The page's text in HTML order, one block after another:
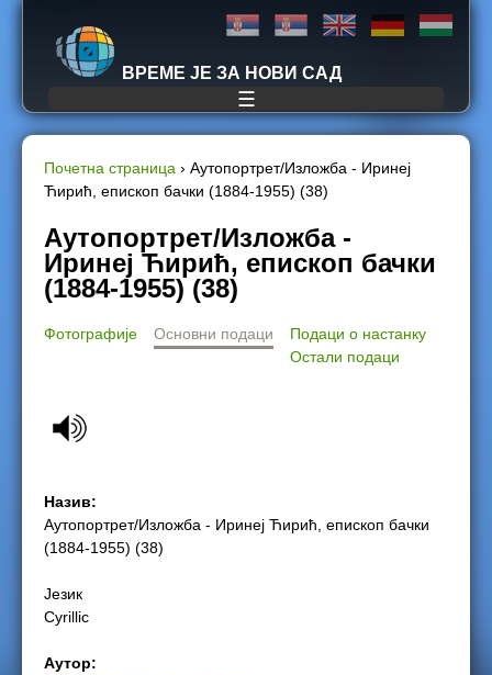
Jump to navigation
ВРЕМЕ ЈЕ ЗА НОВИ САД
☰
Y
o
u
a
e
e
e
Почетна страница › Аутопортрет/Изложба - Иринеј
Ћирић, епископ бачки (1884-1955) (38)
Аутопортрет/Изложба -
Иринеј Ћирић, епископ бачки
(1884-1955) (38)
Фотографије Основни подаци
Подаци о настанку
Остали подаци
Назив:
Аутопортрет/Изложба - Иринеј Ћирић, епископ бачки
(1884-1955) (38)
Језик
Cyrillic
Аутор: